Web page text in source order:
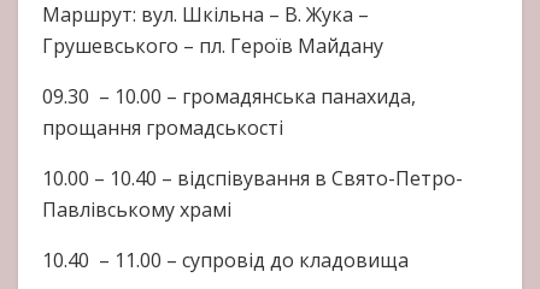
Маршрут: вул. Шкільна – В. Жука –
Грушевського – пл. Героїв Майдану
09.30 – 10.00 – громадянська панахида,
прощання громадськості
10.00 – 10.40 – відспівування в Свято-Петро-
Павлівському храмі
10.40 – 11.00 – супровід до кладовища